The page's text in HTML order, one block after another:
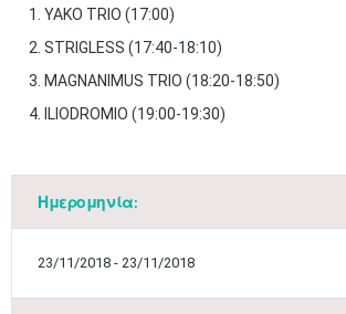
YAKO TRIO (17:00)
STRIGLESS (17:40-18:10)
MAGNANIMUS TRIO (18:20-18:50)
ILIODROMIO (19:00-19:30)
Ημερομηνία:
23/11/2018 - 23/11/2018